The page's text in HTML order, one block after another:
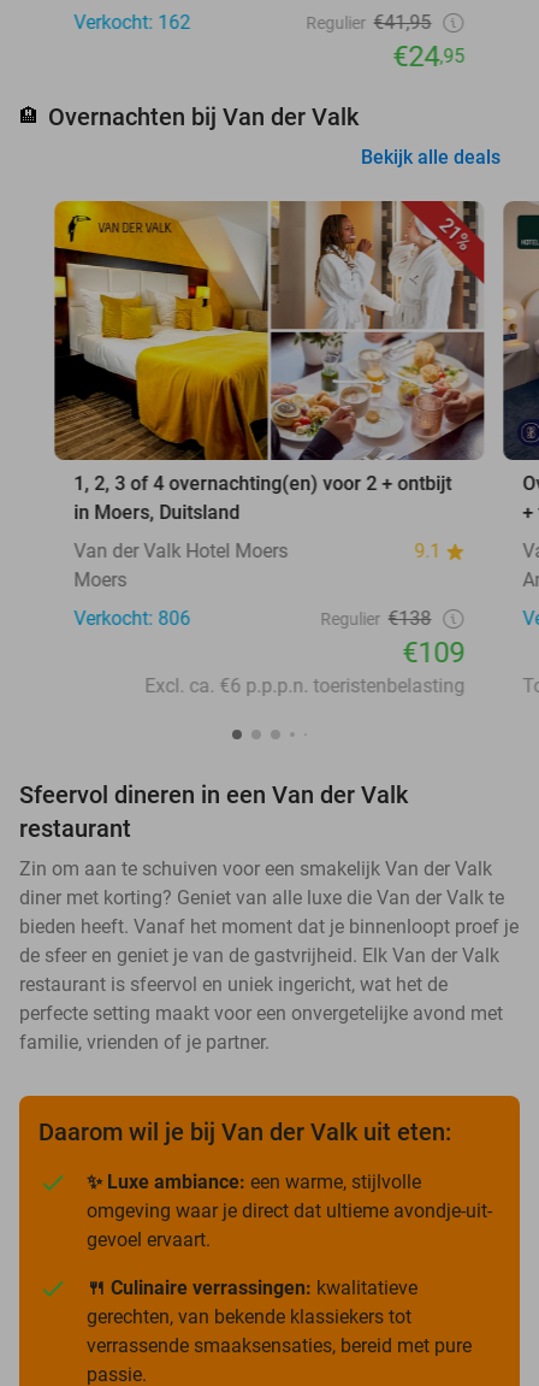
Verkocht: 162
Regulier €41,95
€24,95
🏨 Overnachten bij Van der Valk
Bekijk alle deals
21%
1, 2, 3 of 4 overnachting(en) voor 2 + ontbijt
in Moers, Duitsland
Van der Valk Hotel Moers
9.1
Moers
Verkocht: 806
Regulier €138
€109
Excl. ca. €6 p.p.p.n. toeristenbelasting
+
Sfeervol dineren in een Van der Valk
restaurant
Zin om aan te schuiven voor een smakelijk Van der Valk
diner met korting? Geniet van alle luxe die Van der Valk te
bieden heeft. Vanaf het moment dat je binnenloopt proef je
de sfeer en geniet je van de gastvrijheid. Elk Van der Valk
restaurant is sfeervol en uniek ingericht, wat het de
perfecte setting maakt voor een onvergetelijke avond met
familie, vrienden of je partner.
Daarom wil je bij Van der Valk uit eten:
✨ Luxe ambiance: een warme, stijlvolle
omgeving waar je direct dat ultieme avondje-uit-
gevoel ervaart.
🍴 Culinaire verrassingen: kwalitatieve
gerechten, van bekende klassiekers tot
verrassende smaaksensaties, bereid met pure
passie.